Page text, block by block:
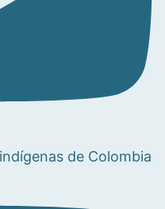
indígenas de Colombia